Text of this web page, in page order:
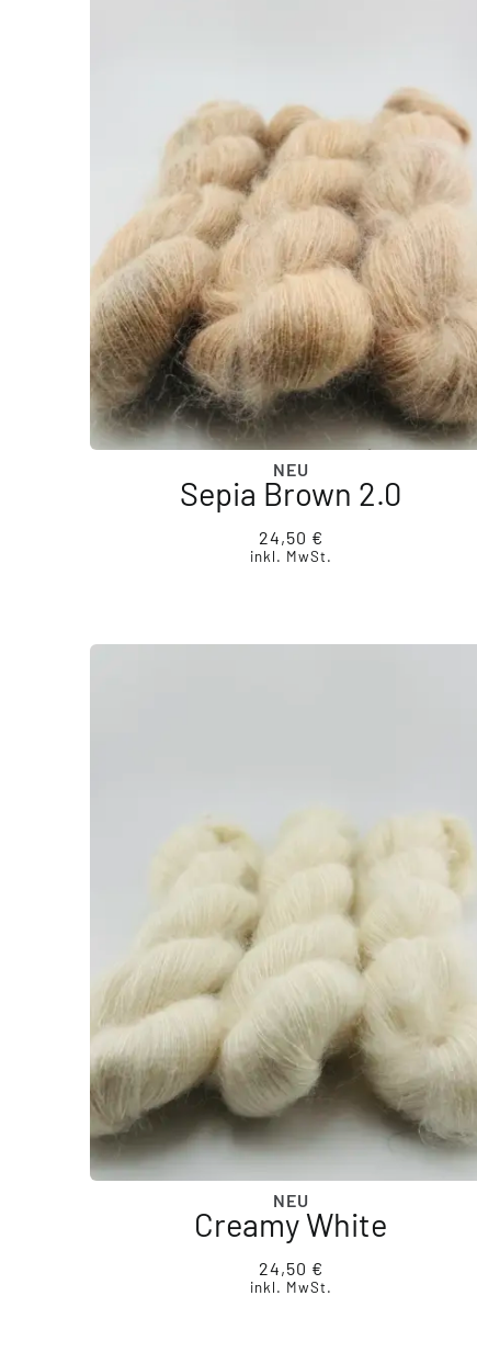
NEU
Sepia Brown 2.0
24,50 €
inkl. MwSt.
NEU
Creamy White
24,50 €
inkl. MwSt.